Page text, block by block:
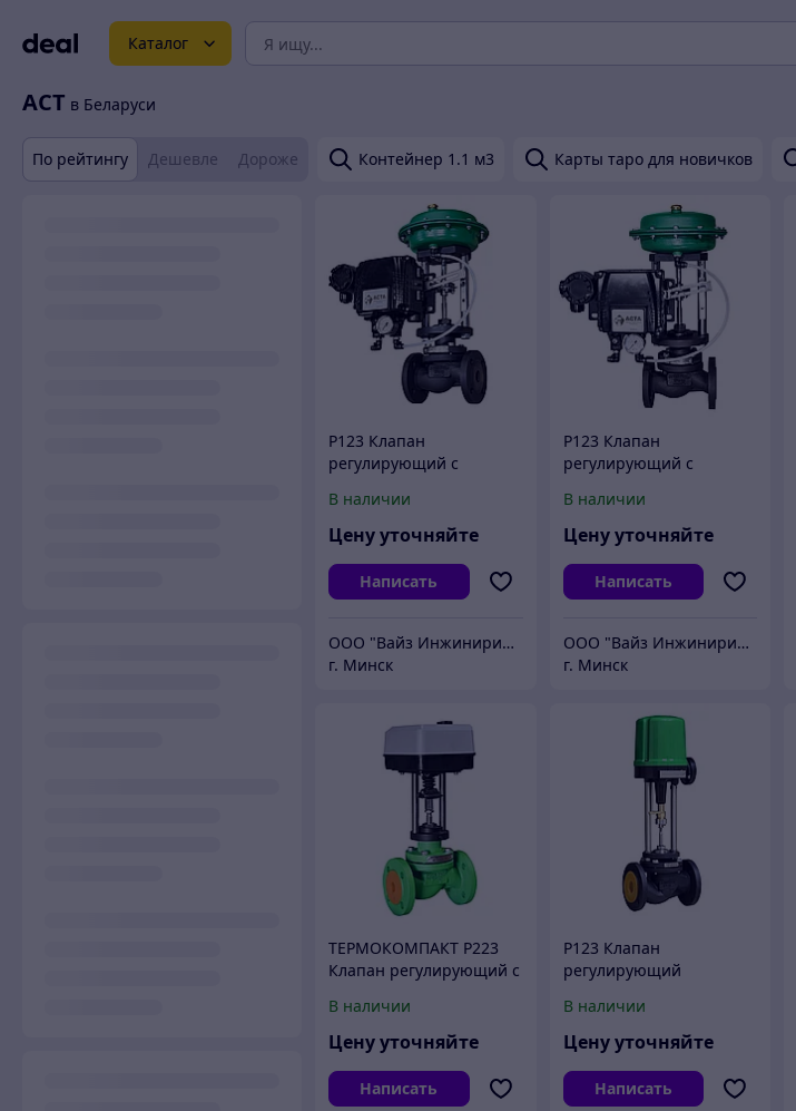
Каталог
АСТ в Беларуси
По рейтингу Дешевле Дороже Контейнер 1.1 м3 Карты таро для новичков
Р123 Клапан
регулирующий с
позиционером ЭПП121
В наличии
Цену уточняйте
Написать
ООО "Вайз Инжиниринг"
г. Минск
Р123 Клапан
регулирующий с
позиционером ЭПП111
В наличии
Цену уточняйте
Написать
ООО "Вайз Инжиниринг"
г. Минск
ТЕРМОКОМПАКТ Р223
Клапан регулирующий с
(релейное управление)
В наличии
Цену уточняйте
Написать
Р123 Клапан
регулирующий
электроприводом ЭПА
(аналоговое управление)
В наличии
Цену уточняйте
Написать